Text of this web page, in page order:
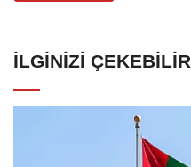
İLGINIZI ÇEKEBILIR